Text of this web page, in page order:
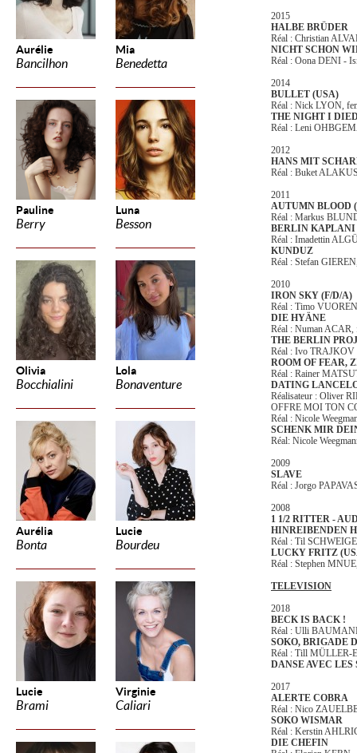
Aurélie
Bancilhon
Mia
Benedetta
Pauline
Berry
Luna
Besson
Olivia
Bocchialini
Lola
Bonaventure
Aurélia
Bonta
Lucie
Bourdeu
Lucie
Brami
Virginie
Caliari
2015
HALBE BRÜDER
Réal : Christian
NICHT SCHON
Réal : Oona DENI -
2014
BULLET (USA)
Réal : Nick LYON,
THE NIGHT I
Réal : Leni
2012
HANS MIT
Réal : Buket
2011
AUTUMN BLOOD
Réal : Markus
BERLIN KAPLANI
Réal : Imadettin
KUNDUZ
Réal : Stefan
2010
IRON SKY (F/D/A)
Réal : Timo
DIE HYÄNE
Réal : Numan ACAR,
THE BERLIN
Réal : Ivo TRAJKOV
ROOM OF FEAR,
Réal : Rainer
DATING
Réalisateur : Oliver
OFFRE MOI TON
Réal : Nicole
SCHENK MIR
Réal: Nicole
2009
SLAVE
Réal : Jorgo
2008
1 1/2 RITTER -
HINREIBENDEN
Réal : Til
LUCKY FRITZ
Réal : Stephen
TELEVISION
2018
BECK IS BACK !
Réal : Ulli
SOKO, BRIGADE
Réal : Till MÜLLER-
DANSE AVEC LES
2017
ALERTE COBRA
Réal : Nico
SOKO WISMAR
Réal : Kerstin
DIE CHEFIN